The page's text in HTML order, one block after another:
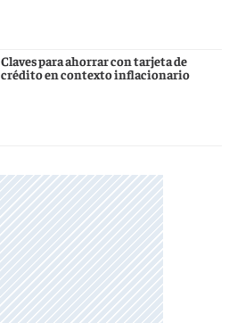
Claves para ahorrar con tarjeta de
crédito en contexto inflacionario